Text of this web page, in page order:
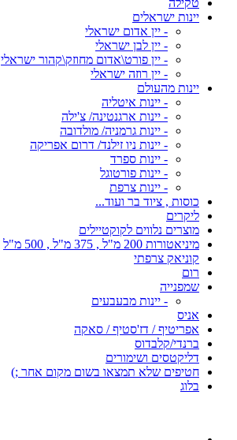
טקילה
יינות ישראלים
- יין אדום ישראלי
- יין לבן ישראלי
- יין פורט\אדום מחוזק\קהור ישראלי
- יין רוזה ישראלי
יינות מהעולם
- יינות איטליה
- יינות ארגנטינה/ צ'ילה
- יינות גרמניה/ מולדובה
- יינות ניו זילנד/ דרום אפריקה
- יינות ספרד
- יינות פורטוגל
- יינות צרפת
כוסות , ציוד בר ועוד...
ליקרים
מוצרים נלווים לקוקטיילים
מיניאטורות 200 מ"ל , 375 מ"ל , 500 מ"ל
קוניאק צרפתי
רום
שמפנייה
- יינות מבעבעים
אניס
אפריטיף / דז'סטיף / סאקה
ברנדי/קלבדוס
דליקטסים ושימורים
חטיפים שלא תמצאו בשום מקום אחר ;)
בלוג